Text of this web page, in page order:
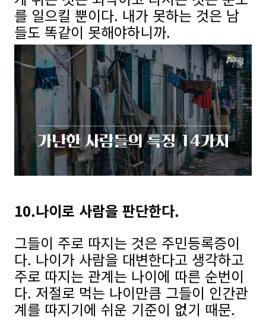
를 일으킬 뿐이다. 내가 못하는 것은 남
들도 똑같이 못해야하니까.
10.나이로 사람을 판단한다.
그들이 주로 따지는 것은 주민등록증이
다. 나이가 사람을 대변한다고 생각하고
주로 따지는 관계는 나이에 따른 순번이
다. 저절로 먹는 나이만큼 그들이 인간관
계를 따지기에 쉬운 기준이 없기 때문.